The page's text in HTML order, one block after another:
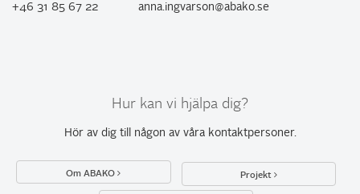
+46 31 85 67 22 anna.ingvarson@abako.se
Hur kan vi hjälpa dig?
Hör av dig till någon av våra kontaktpersoner.
Om ABAKO Projekt